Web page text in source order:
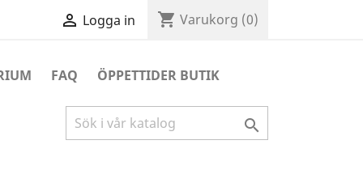
 Logga in shopping_cart Varukorg (0)
FAQ ÖPPETTIDER BUTIK
